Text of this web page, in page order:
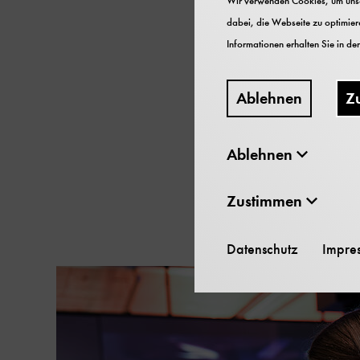
Die Ausstellung
vorzubeugen.
dabei, die Webseite zu
Informationen erhalten Sie in der
Ablehnen
Ablehnen
Zustimmen
Datenschutz